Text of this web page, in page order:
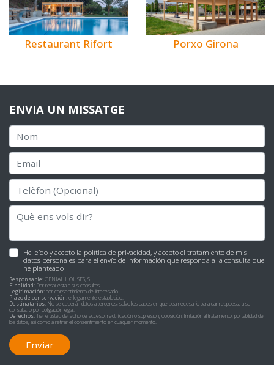
Restaurant Rifort Porxo Girona
ENVIA UN MISSATGE
He leído y acepto la política de privacidad, y acepto el tratamiento de mis
datos personales para el envío de información que responda a la consulta que
he planteado
Responsable:GENIAL HOUSES, S.L.
Finalidad: Dar respuesta a sus consultas.
Legitimación:por consentimiento del interesado.
Plazo de conservación:el legalmente establecido.
Destinatarios: No se cederán datos a terceros, salvo los casos en que sea necesario para dar respuesta a su
consulta, o por obligación legal.
Derechos:Tiene usted derecho de acceso, rectificación o supresión, oposición, limitación al tratamiento, portabilidad de
los datos, así como a retirar el consentimiento en cualquier momento.
Enviar